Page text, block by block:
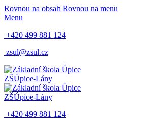
Rovnou na obsah Rovnou na menu
Menu
+420 499 881 124
zsul@zsul.cz
ZŠÚpice-Lány
ZŠÚpice-Lány
+420 499 881 124